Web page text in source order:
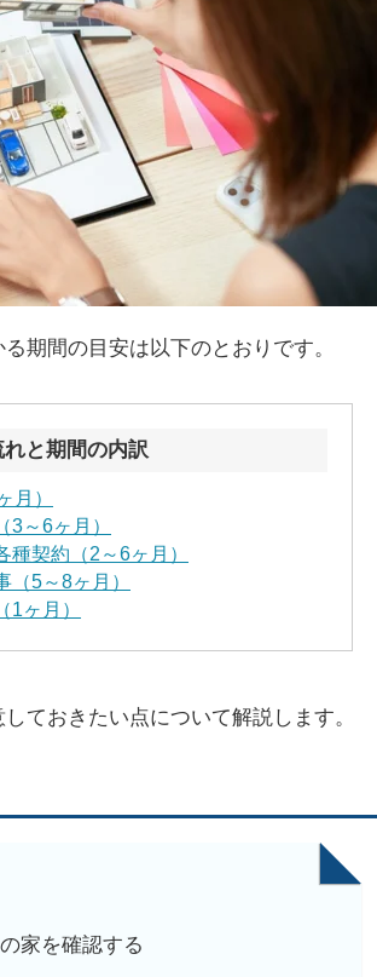
期間の目安は以下のとおりです。
と期間の内訳
月）
～6ヶ月）
契約（2～6ヶ月）
5～8ヶ月）
ヶ月）
ておきたい点について解説します。
家を確認する